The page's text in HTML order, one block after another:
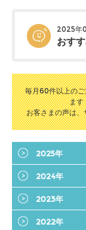
2025年
おす
毎月60件以上の
ます
お客さまの声は
2025年
2024年
2023年
2022年